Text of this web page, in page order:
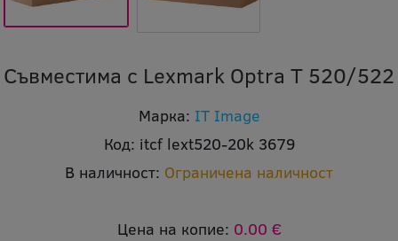
Съвместима с Lexmark Optra T 520/522
Марка: IT Image
Код: itcf lext520-20k 3679
В наличност: Ограничена наличност
Цена на копие: 0.00 €